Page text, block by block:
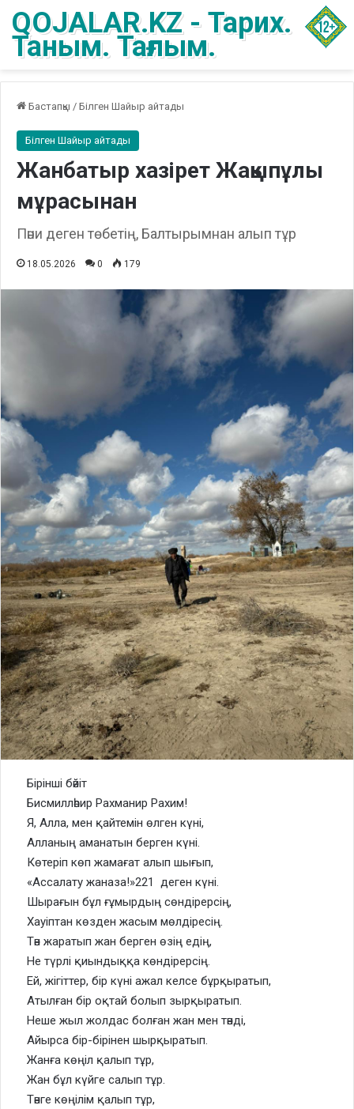
QOJALAR.KZ - Тарих.
Таным. Тағлым.
Бастапқы / Білген Шайыр айтады
Білген Шайыр айтады
Жанбатыр хазірет Жақыпұлы
мұрасынан
Пәни деген төбетің, Балтырымнан алып тұр
18.05.2026 0 179
Бірінші бәйіт
Бисмилләһир Рахманир Рахим!
Я, Алла, мен қайтемін өлген күні,
Алланың аманатын берген күні.
Көтеріп көп жамағат алып шығып,
«Ассалату жаназа!»221 деген күні.
Шырағын бұл ғұмырдың сөндірерсің,
Хауіптан көзден жасым мөлдіресің.
Тән жаратып жан берген өзің едің,
Не түрлі қиындыққа көндірерсің.
Ей, жігіттер, бір күні ажал келсе бұрқыратып,
Атылған бір оқтай болып зырқыратып.
Неше жыл жолдас болған жан мен тәнді,
Айырса бір-бірінен шырқыратып.
Жанға көңіл қалып тұр,
Жан бұл күйге салып тұр.
Тәнге көңілім қалып тұр,